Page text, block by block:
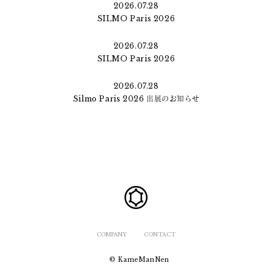
2026.07.28
SILMO Paris 2026
2026.07.28
SILMO Paris 2026
2026.07.28
Silmo Paris 2026 出展のお知らせ
COMPANY CONTACT
© KameManNen